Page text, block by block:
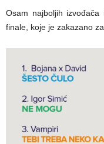
Osam najboljih
finale, koje je zakazano